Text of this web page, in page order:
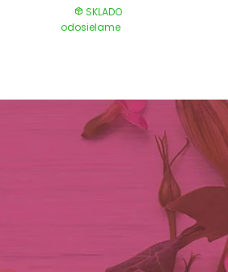
SKLADOM -
odosielame ihneď